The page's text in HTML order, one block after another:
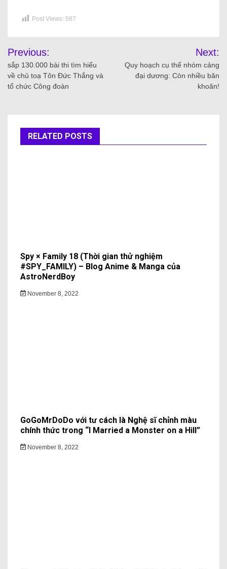
Post Views: 587
Previous:
sắp 130.000 bài thi tìm hiểu
về chủ toạ Tôn Đức Thắng và
tổ chức Công đoàn
Next:
Quy hoạch cụ thể nhóm cảng
đại dương: Còn nhiều băn
khoăn!
RELATED POSTS
Spy × Family 18 (Thời gian thử nghiệm
#SPY_FAMILY) – Blog Anime & Manga của
AstroNerdBoy
November 8, 2022
GoGoMrDoDo với tư cách là Nghệ sĩ chỉnh màu
chính thức trong “I Married a Monster on a Hill”
November 8, 2022